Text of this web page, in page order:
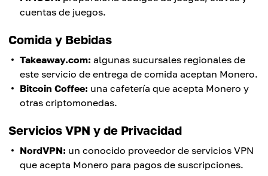
cuentas de juegos.
Comida y Bebidas
Takeaway.com: algunas sucursales regionales de
este servicio de entrega de comida aceptan Monero.
Bitcoin Coffee: una cafetería que acepta Monero y
otras criptomonedas.
Servicios VPN y de Privacidad
NordVPN: un conocido proveedor de servicios VPN
que acepta Monero para pagos de suscripciones.